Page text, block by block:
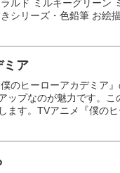
ルド ミルキーグリーン
シリーズ・色鉛筆 お
ミア
のヒーローアカデミア
ップなのが魅力です。
ます。TVアニメ『僕の